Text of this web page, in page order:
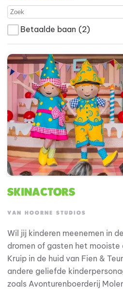
Betaalde baan (2)
Skinactors
VAN HOORNE STUDIOS
Wil jij kinderen meenemen in
dromen of gasten het mooiste
Kruip in de huid van Fien &
andere geliefde
zoals Avonturenboerderij